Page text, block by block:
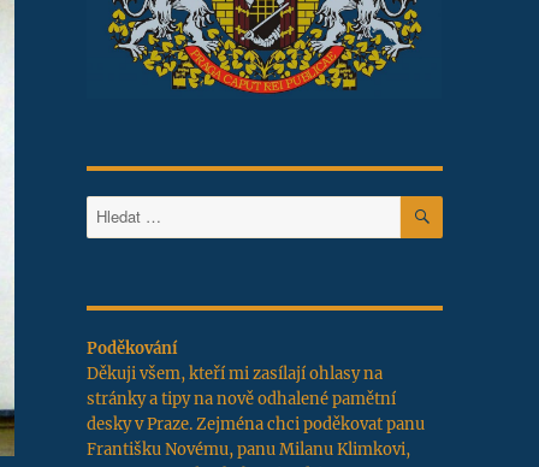
Hledat: HLEDÁNÍ
Poděkování
Děkuji všem, kteří mi zasílají ohlasy na
stránky a tipy na nově odhalené pamětní
desky v Praze. Zejména chci poděkovat panu
Františku Novému, panu Milanu Klimkovi,